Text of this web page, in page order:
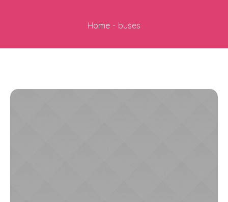
Home - buses